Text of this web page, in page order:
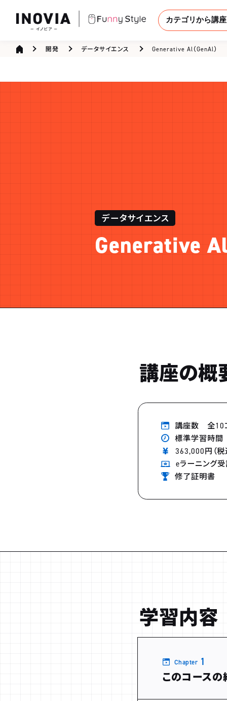
カテゴリから講
開発 データサイエンス Generative Al（GenAl）
データサイエンス
Generative Al
講座の概
講座数 全10
標準学習時
363,000円（税
eラーニング
修了証明書
学習内容
Chapter 1
このコースの